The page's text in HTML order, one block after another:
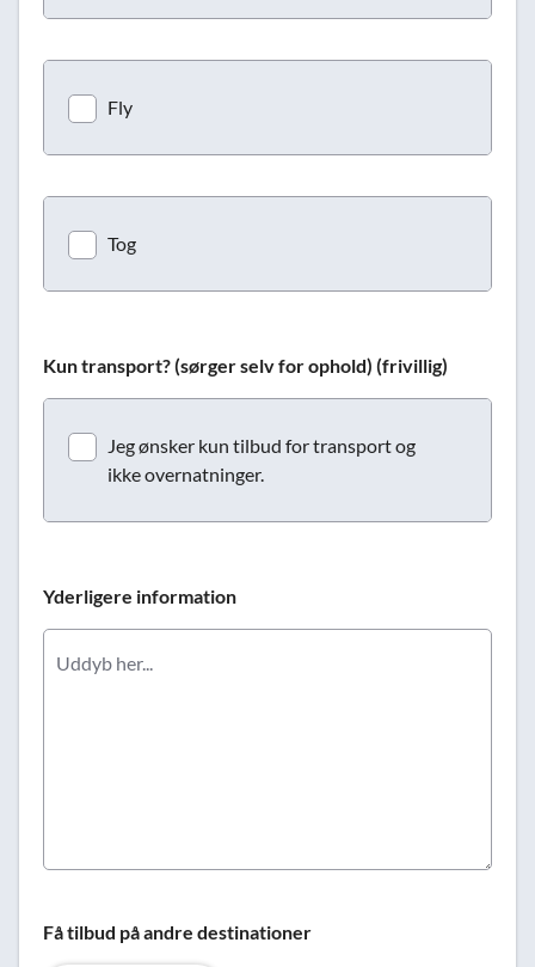
Fly
Tog
Kun transport? (sørger selv for ophold) (frivillig)
Jeg ønsker kun tilbud for transport og
ikke overnatninger.
Yderligere information
Få tilbud på andre destinationer